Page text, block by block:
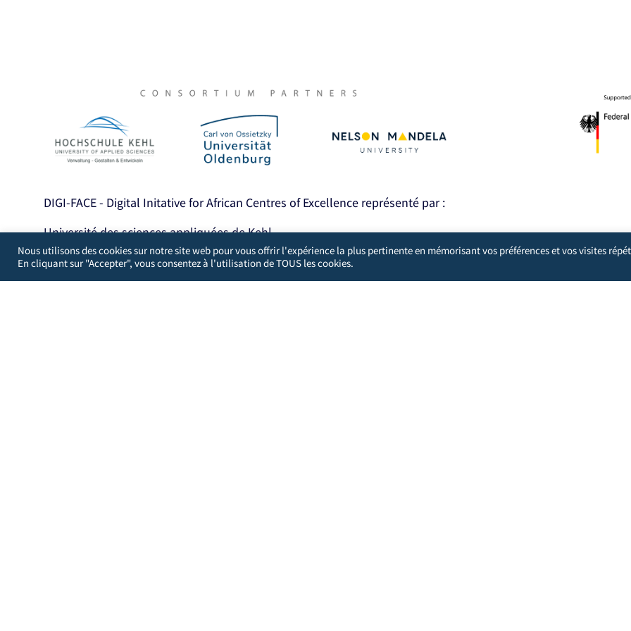
DIGI-FACE - Digital Initative for African Centres of Excellence représenté par :
Université des sciences appliquées de Kehl
Institut de recherche appliquée de Kehl (KIAF)
Projets Coopération internationale et développement
Nous utilisons des cookies sur notre site web pour vous offrir l'expérience la plus pertinente en mémorisant vos préférences et vos visites
En cliquant sur "Accepter", vous consentez à l'utilisation de TOUS les cookies.